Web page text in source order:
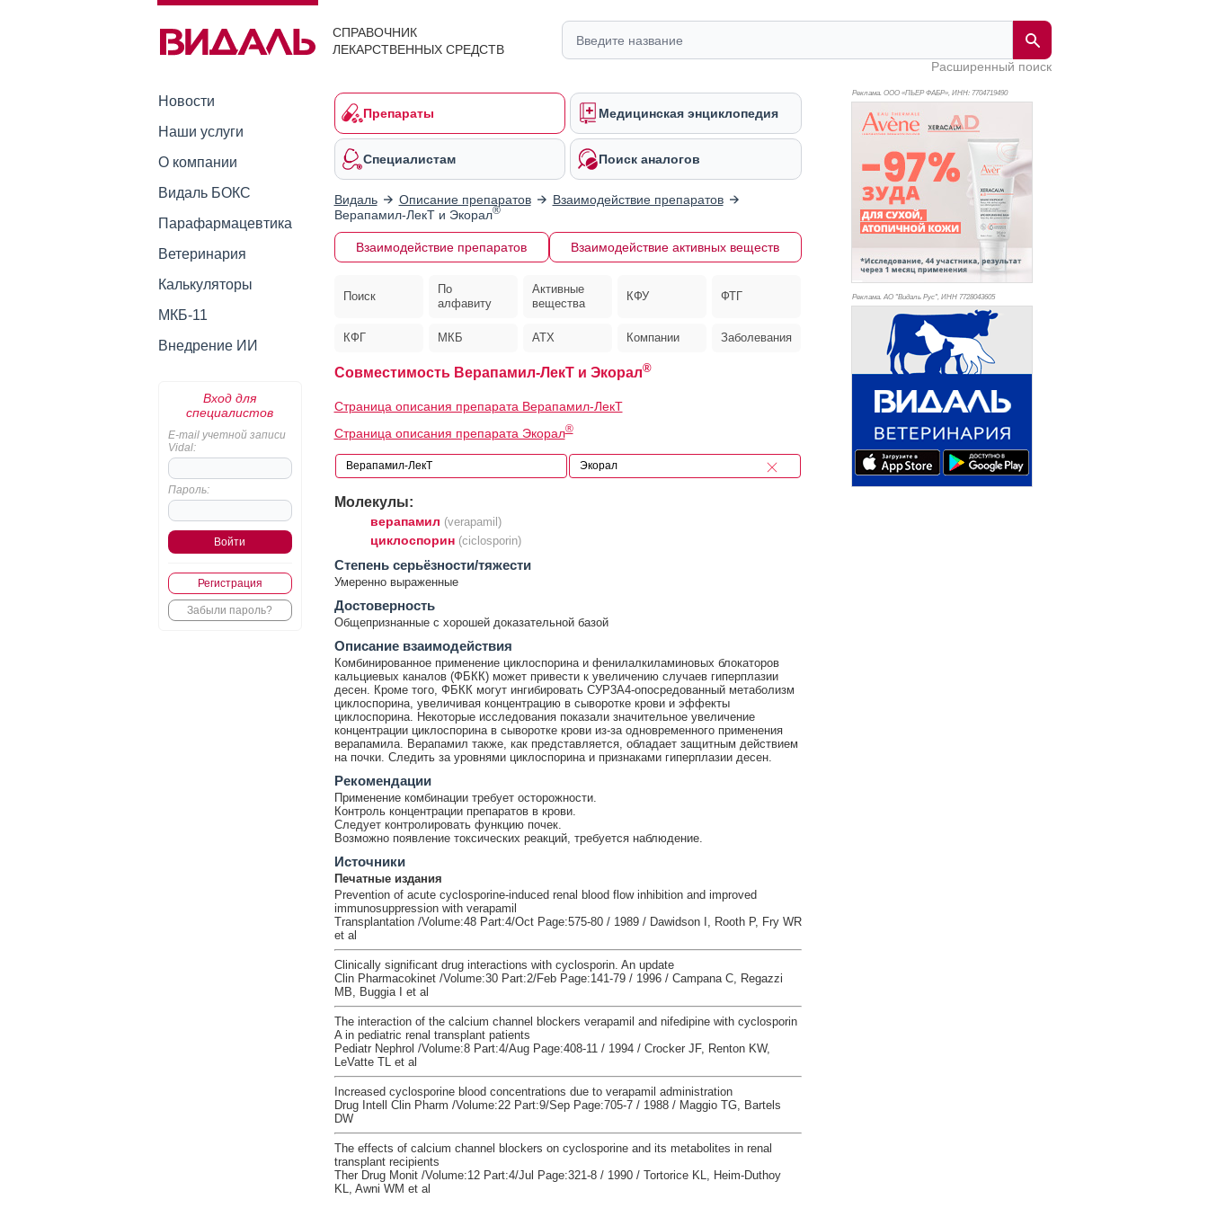
СПРАВОЧНИК
ЛЕКАРСТВЕННЫХ СРЕДСТВ
Расширенный поиск
Новости
Наши услуги
О компании
Видаль БОКС
Парафармацевтика
Ветеринария
Калькуляторы
МКБ-11
Внедрение ИИ
Вход для
специалистов
E-mail учетной записи
Vidal:
Пароль:
Регистрация
Забыли пароль?
Препараты Медицинская энциклопедия
Специалистам Поиск аналогов
Видаль Описание препаратов
Взаимодействие препаратов
Верапамил-ЛекТ и Экорал®
Взаимодействие препаратов Взаимодействие активных веществ
Поиск
По
алфавиту
Активные
вещества
КФУ ФТГ
КФГ МКБ АТХ Компании Заболевания
Совместимость Верапамил-ЛекТ и Экорал®
Страница описания препарата Верапамил-ЛекТ
Страница описания препарата Экорал®
Молекулы:
верапамил (verapamil)
циклоспорин (ciclosporin)
Cтепень серьёзности/тяжести
Умеренно выраженные
Достоверность
Общепризнанные с хорошей доказательной базой
Описание взаимодействия
Комбинированное применение циклоспорина и фенилалкиламиновых блокаторов
кальциевых каналов (ФБКК) может привести к увеличению случаев гиперплазии
десен. Кроме того, ФБКК могут ингибировать СУР3А4-опосредованный метаболизм
циклоспорина, увеличивая концентрацию в сыворотке крови и эффекты
циклоспорина. Некоторые исследования показали значительное увеличение
концентрации циклоспорина в сыворотке крови из-за одновременного применения
верапамила. Верапамил также, как представляется, обладает защитным действием
на почки. Следить за уровнями циклоспорина и признаками гиперплазии десен.
Рекомендации
Применение комбинации требует осторожности.
Контроль концентрации препаратов в крови.
Следует контролировать функцию почек.
Возможно появление токсических реакций, требуется наблюдение.
Источники
Печатные издания
Prevention of acute cyclosporine-induced renal blood flow inhibition and improved
immunosuppression with verapamil
Transplantation /Volume:48 Part:4/Oct Page:575-80 / 1989 / Dawidson I, Rooth P, Fry WR
et al
Clinically significant drug interactions with cyclosporin. An update
Clin Pharmacokinet /Volume:30 Part:2/Feb Page:141-79 / 1996 / Campana C, Regazzi
MB, Buggia I et al
The interaction of the calcium channel blockers verapamil and nifedipine with cyclosporin
A in pediatric renal transplant patients
Pediatr Nephrol /Volume:8 Part:4/Aug Page:408-11 / 1994 / Crocker JF, Renton KW,
LeVatte TL et al
Increased cyclosporine blood concentrations due to verapamil administration
Drug Intell Clin Pharm /Volume:22 Part:9/Sep Page:705-7 / 1988 / Maggio TG, Bartels
DW
The effects of calcium channel blockers on cyclosporine and its metabolites in renal
transplant recipients
Ther Drug Monit /Volume:12 Part:4/Jul Page:321-8 / 1990 / Tortorice KL, Heim-Duthoy
KL, Awni WM et al
Реклама. ООО «ПЬЕР ФАБР», ИНН: 7704719490
Реклама. АО "Видаль Рус", ИНН 7728043605